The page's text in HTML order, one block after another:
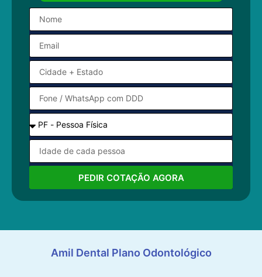
PEDIR COTAÇÃO AGORA
Amil Dental Plano Odontológico